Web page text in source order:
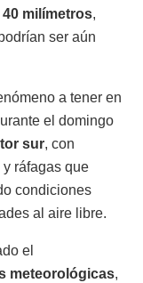
40 milímetros,
ser aún
a tener en
el domingo
sur, con
y ráfagas que
condiciones
al aire libre.
el
meteorológicas,